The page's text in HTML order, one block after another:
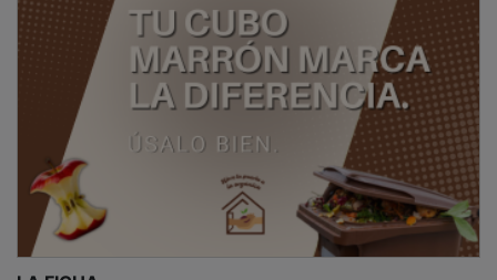
(Unax, min. 55), Ablanque, Víctor, Gallardo, Kike
Cadete; Miki (Samu Mayo, min. 77), Tavares; Neskes,
David Amigo (Julio Martínez, min. 84) y Pablo Muñoz
(Perero, min. 84).
Árbitro
: Juncal Moreira (Comité gallego). Enseñó
tarjeta amarilla al local Diego Gutiérrez y a los
visitantes Kike Cadete y Víctor.
Goles: 1-0 Diego Gómez (min. 58). 1-1 Unax (min. 63).